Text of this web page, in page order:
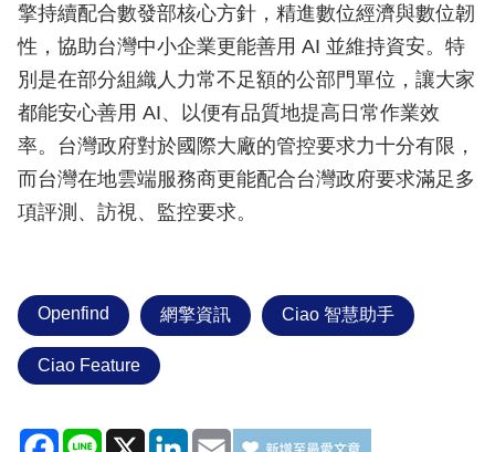
擎持續配合數發部核心方針，精進數位經濟與數位韌
性，協助台灣中小企業更能善用 AI 並維持資安。特
別是在部分組織人力常不足額的公部門單位，讓大家
都能安心善用 AI、以便有品質地提高日常作業效
率。台灣政府對於國際大廠的管控要求力十分有限，
而台灣在地雲端服務商更能配合台灣政府要求滿足多
項評測、訪視、監控要求。
Openfind 網擎資訊 Ciao 智慧助手
Ciao Feature
Facebook
Line X LinkedIn
Email